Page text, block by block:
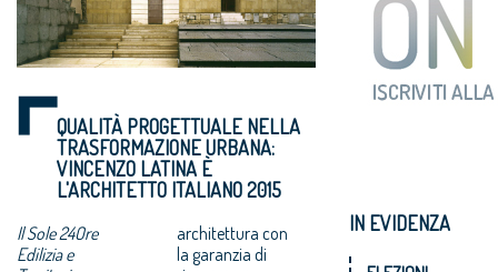
QUALITÀ PROGETTUALE NELLA
TRASFORMAZIONE URBANA:
VINCENZO LATINA È
L'ARCHITETTO ITALIANO 2015
Il Sole 24Ore
Edilizia e
architettura con
la garanzia di
IN EVIDENZA